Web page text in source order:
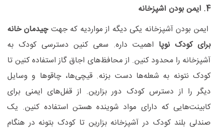
4. ایمن بودن آشپزخانه
ایمن بودن آشپزخانه یکی دیگه از مواردیه که جهتچیدمان خانه
برای کودک نوپا اهمیت داره. سعی کنین دسترسی کودک به
آشپزخانه را محدود کنین. از محافظ‌های اجاق گاز استفاده کنین تا
کودک نتونه به شعله‌ها دست بزنه. قیچی‌ها، چاقوها و وسایل
دیگر را از دسترس کودک دور بزارین. از قفل‌های ایمنی برای
کابینت‌هایی که دارای مواد شوینده هستن استفاده کنین. یک
صندلی بلند کودک در آشپزخانه بزارین تا کودک بتونه در هنگام